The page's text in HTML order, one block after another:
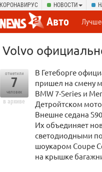
КОРОНАВИРУС НОВОСТИ
Авто
Volvo
отметили
7
человек
в архиве
В Гетеборге
пришел на смену
BMW 7-Series и
Детройтском
Внешне седана
Их объединяет
светодиодными
шоукаром Coupe
на крышке